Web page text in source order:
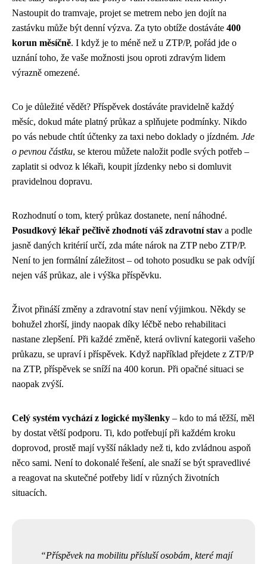
Nastoupit do tramvaje, projet se metrem nebo jen dojít na
zastávku může být denní výzva. Za tyto obtíže dostáváte 400
korun měsíčně. I když je to méně než u ZTP/P, pořád jde o
uznání toho, že vaše možnosti jsou oproti zdravým lidem
výrazně omezené.
Co je důležité vědět? Příspěvek dostáváte pravidelně každý
měsíc, dokud máte platný průkaz a splňujete podmínky. Nikdo
po vás nebude chtít účtenky za taxi nebo doklady o jízdném. Jde
o pevnou částku, se kterou můžete naložit podle svých potřeb –
zaplatit si odvoz k lékaři, koupit jízdenky nebo si domluvit
pravidelnou dopravu.
Rozhodnutí o tom, který průkaz dostanete, není náhodné.
Posudkový lékař pečlivě zhodnotí váš zdravotní stav a podle
jasně daných kritérií určí, zda máte nárok na ZTP nebo ZTP/P.
Není to jen formální záležitost – od tohoto posudku se pak odvíjí
nejen váš průkaz, ale i výška příspěvku.
Život přináší změny a zdravotní stav není výjimkou. Někdy se
bohužel zhorší, jindy naopak díky léčbě nebo rehabilitaci
nastane zlepšení. Při každé změně, která ovlivní kategorii vašeho
průkazu, se upraví i příspěvek. Když například přejdete z ZTP/P
na ZTP, příspěvek se sníží na 400 korun. Při opačné situaci se
naopak zvýší.
Celý systém vychází z logické myšlenky – kdo to má těžší, měl
by dostat větší podporu. Ti, kdo potřebují při každém kroku
doprovod, prostě mají vyšší náklady než ti, kdo zvládnou aspoň
něco sami. Není to dokonalé řešení, ale snaží se být spravedlivé
a reagovat na skutečné potřeby lidí v různých životních
situacích.
Příspěvek na mobilitu přísluší osobám, které mají